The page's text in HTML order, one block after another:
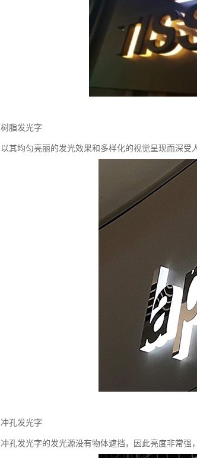
树脂发光字
以其均匀亮丽的发光效果和多样化的视觉呈现而深受
冲孔发光字
冲孔发光字的发光源没有物体遮挡，因此亮度非常强